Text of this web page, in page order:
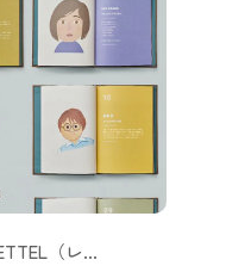
（レ…